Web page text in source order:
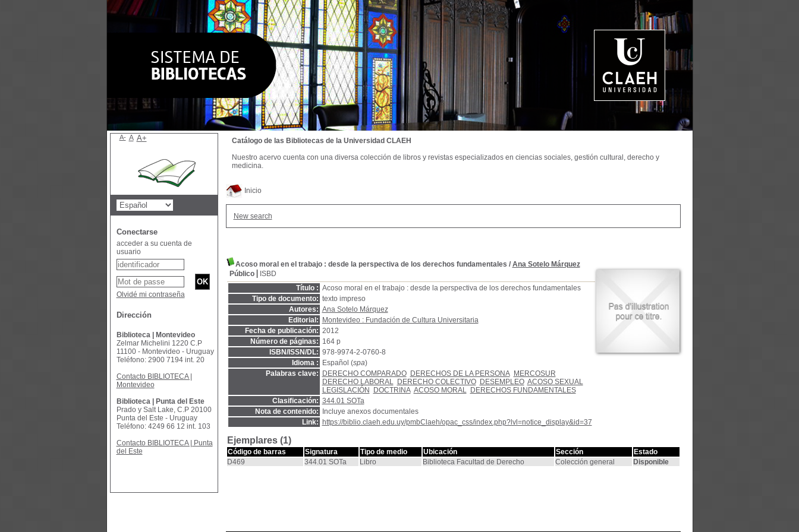
Inicio
New search
Acoso moral en el trabajo : desde la perspectiva de los derechos fundamentales / Ana Sotelo Márquez
Público
ISBD
Título : Acoso moral en el trabajo : desde la perspectiva de los derechos fundamentales
Tipo de documento: texto impreso
Autores: Ana Sotelo Márquez
Editorial:
Montevideo : Fundación de Cultura Universitaria
Fecha de publicación: 2012
Número de páginas: 164 p
ISBN/ISSN/DL: 978-9974-2-0760-8
Idioma :
Español (spa)
Palabras clave:
DERECHO COMPARADO DERECHOS DE LA PERSONA
MERCOSUR
DERECHO LABORAL
DERECHO COLECTIVO DESEMPLEO ACOSO SEXUAL
LEGISLACIÓN
DOCTRINA ACOSO MORAL
DERECHOS FUNDAMENTALES
Clasificación: 344.01 SOTa
Nota de contenido:
Incluye anexos documentales
Link:
https://biblio.claeh.edu.uy/pmbClaeh/opac_css/index.php?lvl=notice_display&id=37
Ejemplares (1)
Código de barras Signatura Tipo de medio Ubicación Sección
Estado
D469
344.01 SOTa Libro Biblioteca Facultad de Derecho Colección general Disponible
Catálogo de las Bibliotecas de la Universidad CLAEH
Nuestro acervo cuenta con una diversa colección de libros y revistas especializados en ciencias sociales, gestión cultural, derecho y
medicina.
A- A A+
Conectarse
acceder a su cuenta de
usuario
Olvidé mi contraseña
Dirección
Biblioteca | Montevideo
Zelmar Michelini 1220 C.P
11100 - Montevideo - Uruguay
Teléfono: 2900 7194 int. 20
Contacto BIBLIOTECA |
Montevideo
Biblioteca | Punta del Este
Prado y Salt Lake, C.P 20100
Punta del Este - Uruguay
Teléfono: 4249 66 12 int. 103
Contacto BIBLIOTECA | Punta
del Este